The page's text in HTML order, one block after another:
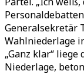
Generalsekretär
Wahlniederlage
„Ganz klar“
Niederlage,